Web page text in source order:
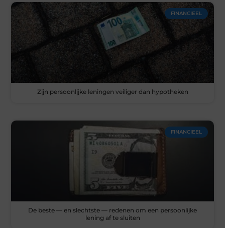
FINANCIEEL
Zijn persoonlijke leningen veiliger dan hypotheken
FINANCIEEL
De beste — en slechtste — redenen om een persoonlijke
lening af te sluiten